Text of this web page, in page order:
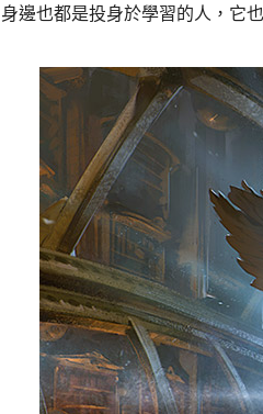
身邊也都是投身於學習的人，它